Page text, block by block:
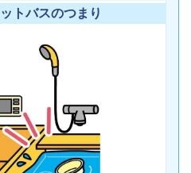
トバスのつまり